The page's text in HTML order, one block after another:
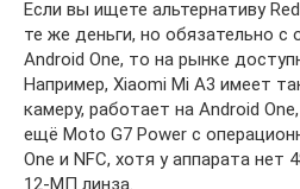
Если вы ищете альтернативу
те же деньги, но обязательно с
Android One, то на рынке
Например, Xiaomi Mi A3 имеет
камеру, работает на Android
ещё Moto G7 Power с
One и NFC, хотя у аппарата
12-МП линза.